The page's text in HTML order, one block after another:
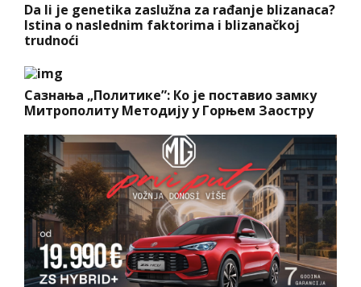
Da li je genetika zaslužna za rađanje blizanaca?
Istina o naslednim faktorima i blizanačkoj
trudnoći
Сазнања „Политике”: Ко је поставио замку
Митрополиту Методију у Горњем Заостру